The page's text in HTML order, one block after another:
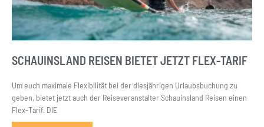
SCHAUINSLAND REISEN BIETET JETZT FLEX-TARIF
Um euch maximale Flexibilität bei der diesjährigen Urlaubsbuchung zu
geben, bietet jetzt auch der Reiseveranstalter Schauinsland Reisen einen
Flex-Tarif. DIE